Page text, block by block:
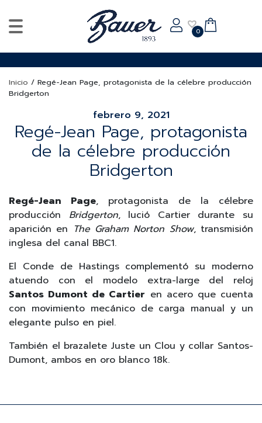
0
Inicio / Regé-Jean Page, protagonista de la célebre producción
Bridgerton
febrero 9, 2021
Regé-Jean Page, protagonista
de la célebre producción
Bridgerton
Regé-Jean Page, protagonista de la célebre
producción Bridgerton, lució Cartier durante su
aparición en The Graham Norton Show, transmisión
inglesa del canal BBC1.
El Conde de Hastings complementó su moderno
atuendo con el modelo extra-large del reloj
Santos Dumont de Cartier en acero que cuenta
con movimiento mecánico de carga manual y un
elegante pulso en piel.
También el brazalete Juste un Clou y collar Santos-
Dumont, ambos en oro blanco 18k.